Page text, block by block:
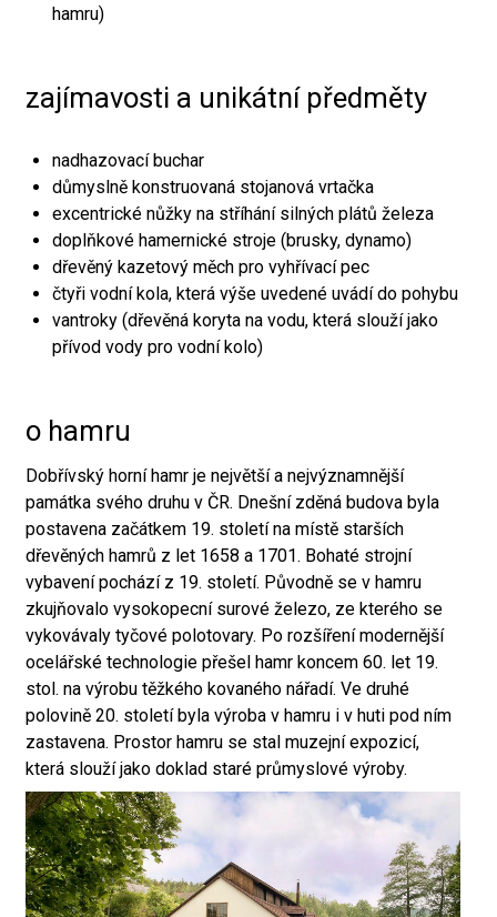
hamru)
zajímavosti a unikátní předměty
nadhazovací buchar
důmyslně konstruovaná stojanová vrtačka
excentrické nůžky na stříhání silných plátů železa
doplňkové hamernické stroje (brusky, dynamo)
dřevěný kazetový měch pro vyhřívací pec
čtyři vodní kola, která výše uvedené uvádí do pohybu
vantroky (dřevěná koryta na vodu, která slouží jako
přívod vody pro vodní kolo)
o hamru
Dobřívský horní hamr je největší a nejvýznamnější
památka svého druhu v ČR. Dnešní zděná budova byla
postavena začátkem 19. století na místě starších
dřevěných hamrů z let 1658 a 1701. Bohaté strojní
vybavení pochází z 19. století. Původně se v hamru
zkujňovalo vysokopecní surové železo, ze kterého se
vykovávaly tyčové polotovary. Po rozšíření modernější
ocelářské technologie přešel hamr koncem 60. let 19.
stol. na výrobu těžkého kovaného nářadí. Ve druhé
polovině 20. století byla výroba v hamru i v huti pod ním
zastavena. Prostor hamru se stal muzejní expozicí,
která slouží jako doklad staré průmyslové výroby.